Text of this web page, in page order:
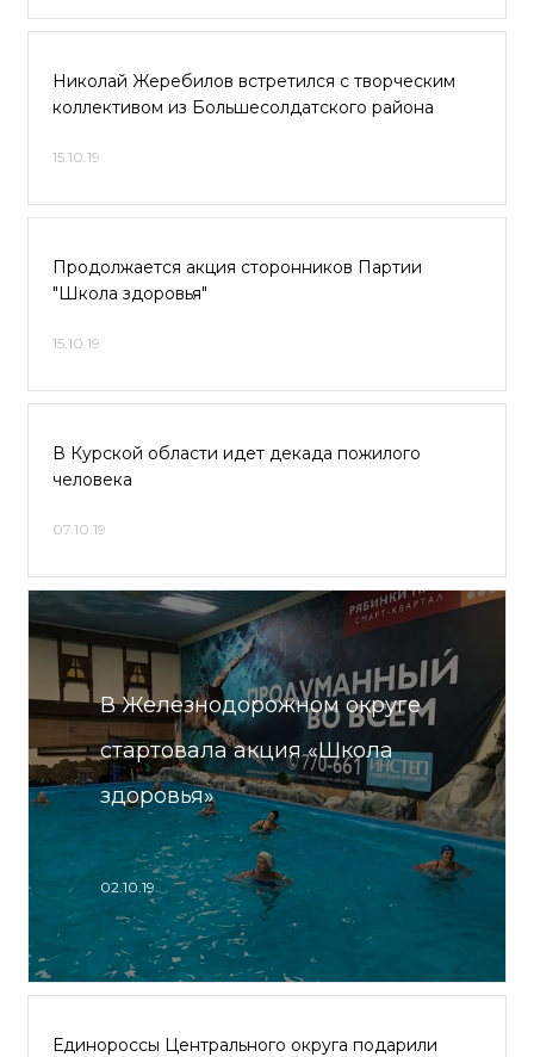
Николай Жеребилов встретился с творческим
коллективом из Большесолдатского района
15.10.19
Продолжается акция сторонников Партии
"Школа здоровья"
15.10.19
В Курской области идет декада пожилого
человека
07.10.19
В Железнодорожном округе
стартовала акция «Школа
здоровья»
02.10.19
Единороссы Центрального округа подарили